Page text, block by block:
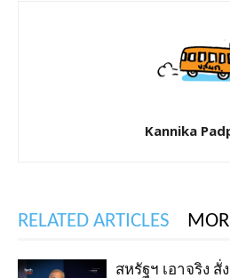
Kannika
RELATED ARTICLES
สหรัฐฯ เอาจริง